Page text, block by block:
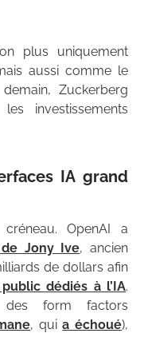
plus uniquement
aussi comme le
Zuckerberg
investissements
IA grand
OpenAI a
Jony Ive, ancien
de dollars afin
dédiés à l’IA.
des form factors
, quia échoué),